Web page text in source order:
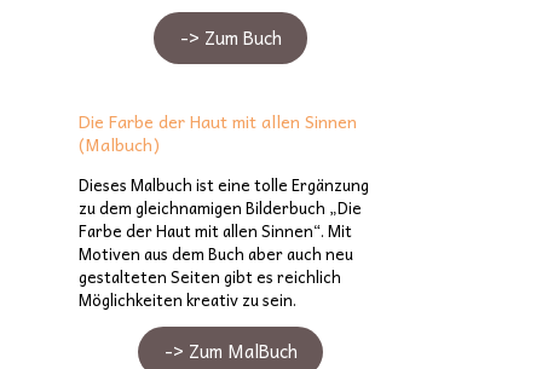
-> Zum Buch
Die Farbe der Haut mit allen Sinnen
(Malbuch)
Dieses Malbuch ist eine tolle Ergänzung
zu dem gleichnamigen Bilderbuch „Die
Farbe der Haut mit allen Sinnen“. Mit
Motiven aus dem Buch aber auch neu
gestalteten Seiten gibt es reichlich
Möglichkeiten kreativ zu sein.
-> Zum MalBuch